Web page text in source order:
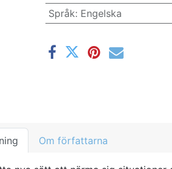
Språk: Engelska
Om författarna